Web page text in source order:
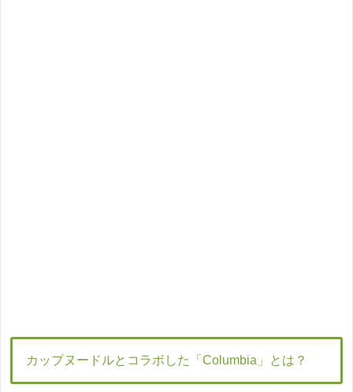
カップヌードルとコラボした「Columbia」とは？